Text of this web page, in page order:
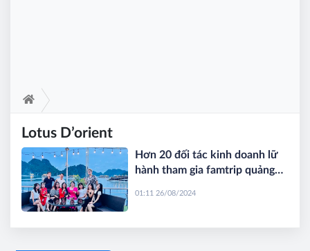
Lotus D’orient
Hơn 20 đối tác kinh doanh lữ
hành tham gia famtrip quảng
01:11 26/08/2024